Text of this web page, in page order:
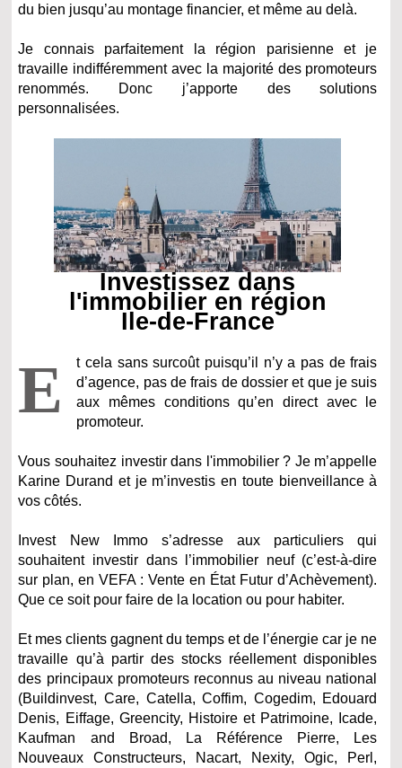
du bien jusqu’au montage financier, et même au delà.
Je connais parfaitement la région parisienne et je
travaille indifféremment avec la majorité des promoteurs
renommés. Donc j’apporte des solutions
personnalisées.
Investissez dans
l'immobilier en région
Ile-de-France
E
t cela sans surcoût puisqu’il n’y a pas de frais
d’agence, pas de frais de dossier et que je suis
aux mêmes conditions qu’en direct avec le
promoteur.
Vous souhaitez investir dans l'immobilier ? Je m’appelle
Karine Durand et je m’investis en toute bienveillance à
vos côtés.
Invest New Immo s’adresse aux particuliers qui
souhaitent investir dans l’immobilier neuf (c’est-à-dire
sur plan, en VEFA : Vente en État Futur d’Achèvement).
Que ce soit pour faire de la location ou pour habiter.
Et mes clients gagnent du temps et de l’énergie car je ne
travaille qu’à partir des stocks réellement disponibles
des principaux promoteurs reconnus au niveau national
(Buildinvest, Care, Catella, Coffim, Cogedim, Edouard
Denis, Eiffage, Greencity, Histoire et Patrimoine, Icade,
Kaufman and Broad, La Référence Pierre, Les
Nouveaux Constructeurs, Nacart, Nexity, Ogic, Perl,